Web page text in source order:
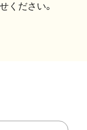
ください。